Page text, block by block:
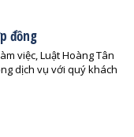
đồng
việc, Luật Hoàng Tân
dịch vụ với quý khách